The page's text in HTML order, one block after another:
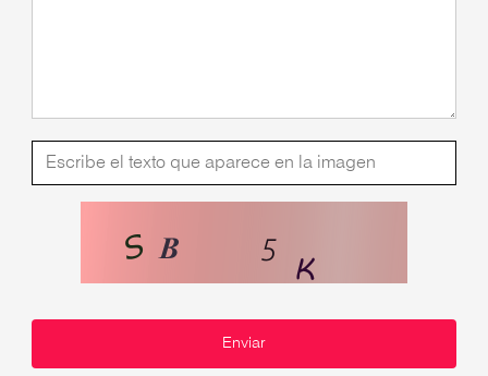
Enviar